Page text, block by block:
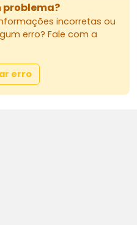
problema?
incorretas ou
erro? Fale com a
erro